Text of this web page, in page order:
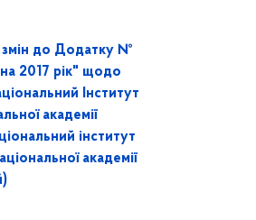
змін до Додатку №
2017 рік" щодо
Інститут
академії
інститут
академії